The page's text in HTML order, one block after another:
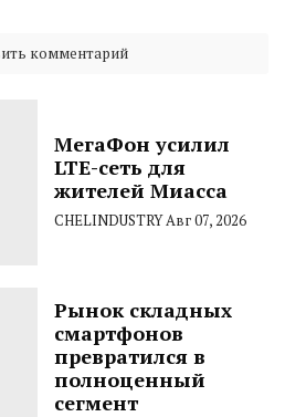
МегаФон усилил
LTE-сеть для
жителей Миасса
CHELINDUSTRYАвг 07, 2026
Рынок складных
смартфонов
превратился в
полноценный
сегмент